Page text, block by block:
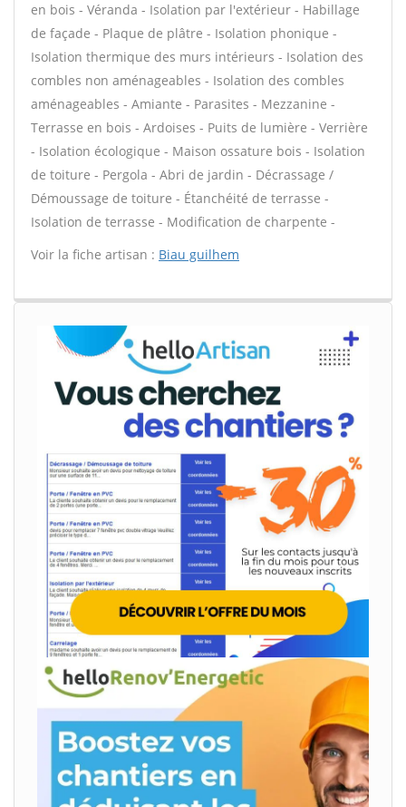
en bois - Véranda - Isolation par l'extérieur - Habillage
de façade - Plaque de plâtre - Isolation phonique -
Isolation thermique des murs intérieurs - Isolation des
combles non aménageables - Isolation des combles
aménageables - Amiante - Parasites - Mezzanine -
Terrasse en bois - Ardoises - Puits de lumière - Verrière
- Isolation écologique - Maison ossature bois - Isolation
de toiture - Pergola - Abri de jardin - Décrassage /
Démoussage de toiture - Étanchéité de terrasse -
Isolation de terrasse - Modification de charpente -
Voir la fiche artisan : Biau guilhem